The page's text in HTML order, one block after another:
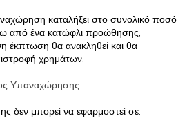
καταλήξει στο συνολικό ποσό
από ένα κατώφλι προώθησης,
έκπτωση θα ανακληθεί και θα
χρημάτων.
Υπαναχώρησης
δεν μπορεί να εφαρμοστεί σε: